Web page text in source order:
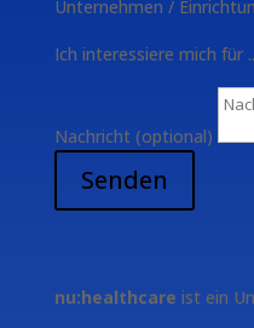
Unternehmen /
Ich interessiere mich für
Nachricht (optional)
Senden
nu:healthcare ist ein